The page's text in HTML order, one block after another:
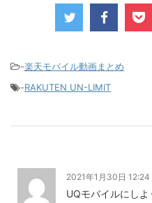
け」とも思えるポイントばら撒きキャンペーンを発
別招待ページから楽天モバイ...
-楽天モバイル動画まとめ
-RAKUTEN UN-LIMIT
2021年1月30日 12:24
UQモバイルにしよ